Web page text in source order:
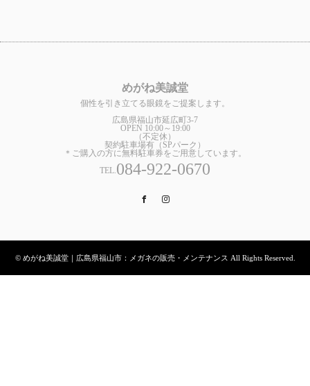
めがね美誠堂
個性を引き立てる眼鏡をご提案します。
広島県福山市延広町3-7
OPEN 10:00～19:00
（不定休）
契約駐車場有（SPパーク）
＊ご購入の方に無料駐車券をご用意しています。
TEL.084-922-0670
Facebook
© めがね美誠堂｜広島県福山市：メガネの販売・メンテナンス All Rights Reserved.